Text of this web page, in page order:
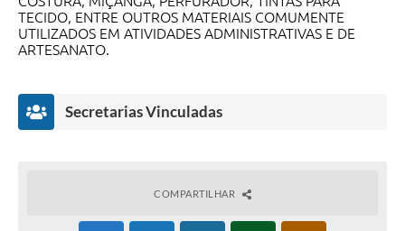
Legislação
Serviços Online
TECIDO, ENTRE OUTROS MATERIAIS COMUMENTE
UTILIZADOS EM ATIVIDADES ADMINISTRATIVAS E DE
ARTESANATO.
Secretarias Vinculadas
COMPARTILHAR